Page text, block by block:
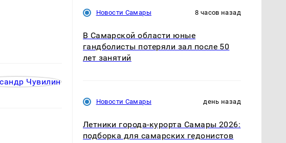
Новости Самары 8 часов назад
В Самарской области юные
гандболисты потеряли зал после 50
лет занятий
Новости Самары день назад
Летники города-курорта Самары 2026:
подборка для самарских гедонистов